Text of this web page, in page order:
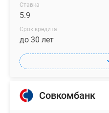
Ставка
5.9
Срок кредита
до 30 лет
Совкомбанк